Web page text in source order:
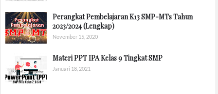
Perangkat Pembelajaran K13 SMP-MTs Tahun
2023/2024 (Lengkap)
November 15, 2020
Materi PPT IPA Kelas 9 Tingkat SMP
Januari 18, 2021